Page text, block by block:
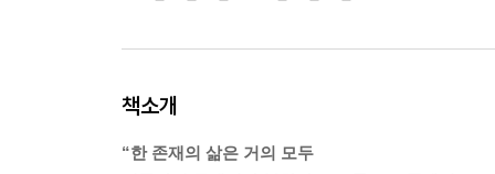
책소개
“한 존재의 삶은 거의 모두